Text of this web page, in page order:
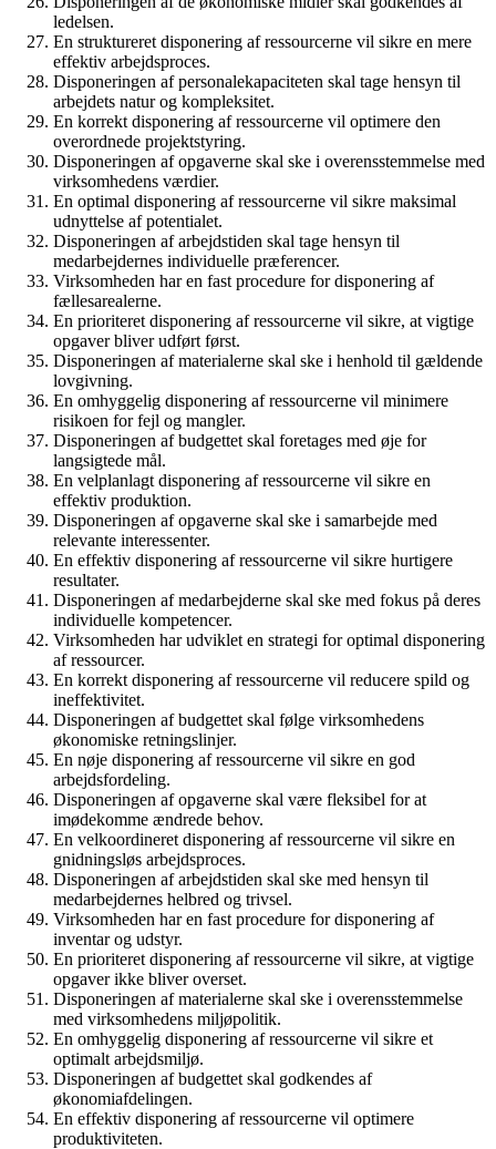
ledelsen.
En struktureret disponering af ressourcerne vil sikre en mere
effektiv arbejdsproces.
Disponeringen af personalekapaciteten skal tage hensyn til
arbejdets natur og kompleksitet.
En korrekt disponering af ressourcerne vil optimere den
overordnede projektstyring.
Disponeringen af opgaverne skal ske i overensstemmelse med
virksomhedens værdier.
En optimal disponering af ressourcerne vil sikre maksimal
udnyttelse af potentialet.
Disponeringen af arbejdstiden skal tage hensyn til
medarbejdernes individuelle præferencer.
Virksomheden har en fast procedure for disponering af
fællesarealerne.
En prioriteret disponering af ressourcerne vil sikre, at vigtige
opgaver bliver udført først.
Disponeringen af materialerne skal ske i henhold til gældende
lovgivning.
En omhyggelig disponering af ressourcerne vil minimere
risikoen for fejl og mangler.
Disponeringen af budgettet skal foretages med øje for
langsigtede mål.
En velplanlagt disponering af ressourcerne vil sikre en
effektiv produktion.
Disponeringen af opgaverne skal ske i samarbejde med
relevante interessenter.
En effektiv disponering af ressourcerne vil sikre hurtigere
resultater.
Disponeringen af medarbejderne skal ske med fokus på deres
individuelle kompetencer.
Virksomheden har udviklet en strategi for optimal disponering
af ressourcer.
En korrekt disponering af ressourcerne vil reducere spild og
ineffektivitet.
Disponeringen af budgettet skal følge virksomhedens
økonomiske retningslinjer.
En nøje disponering af ressourcerne vil sikre en god
arbejdsfordeling.
Disponeringen af opgaverne skal være fleksibel for at
imødekomme ændrede behov.
En velkoordineret disponering af ressourcerne vil sikre en
gnidningsløs arbejdsproces.
Disponeringen af arbejdstiden skal ske med hensyn til
medarbejdernes helbred og trivsel.
Virksomheden har en fast procedure for disponering af
inventar og udstyr.
En prioriteret disponering af ressourcerne vil sikre, at vigtige
opgaver ikke bliver overset.
Disponeringen af materialerne skal ske i overensstemmelse
med virksomhedens miljøpolitik.
En omhyggelig disponering af ressourcerne vil sikre et
optimalt arbejdsmiljø.
Disponeringen af budgettet skal godkendes af
økonomiafdelingen.
En effektiv disponering af ressourcerne vil optimere
produktiviteten.